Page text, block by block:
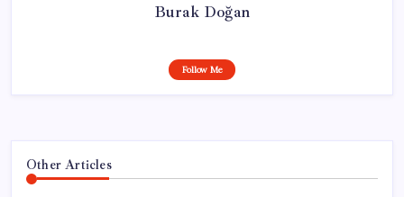
Burak Doğan
Follow Me
Other Articles